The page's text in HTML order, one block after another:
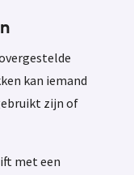
kan iemand
zijn of
met een